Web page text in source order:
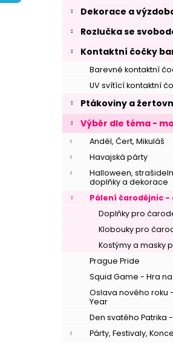
Dekorace a
Rozlučka se
Kontaktní čočky
Barevné kontaktní
UV svítící kontaktní
Ptákoviny a
Výběr dle téma -
Anděl, Čert, Mikuláš
Havajská párty
Halloween,
doplňky a dekorace
Pálení čarodějnic -
Doplňky pro
Klobouky pro
Kostýmy a masky
Prague Pride
Squid Game - Hra
Oslava nového roku
Year
Den svatého Patrika -
Párty, Festivaly,